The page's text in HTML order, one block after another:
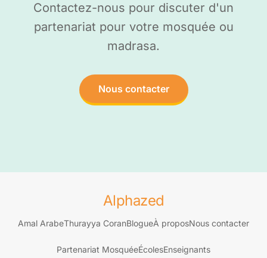
Contactez-nous pour discuter d'un
partenariat pour votre mosquée ou
madrasa.
Nous contacter
Alphazed
Amal ArabeThurayya CoranBlogueÀ proposNous contacter
Partenariat MosquéeÉcolesEnseignants